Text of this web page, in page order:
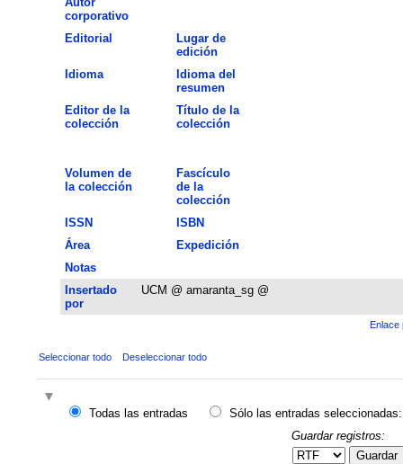
corporativo
Editorial
Lugar de
edición
Idioma
Idioma del
resumen
Editor de la
colección
Título de la
colección
Volumen de
la colección
Fascículo
de la
colección
ISSN
ISBN
Área
Expedición
Notas
Insertado
por
UCM @ amaranta_sg @
Enlace
Seleccionar todo Deseleccionar todo
Todas las entradas
Sólo las entradas seleccionadas:
Guardar registros:
Guardar